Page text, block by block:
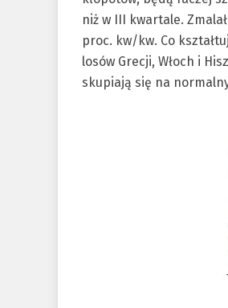
niż w III kwartale.
proc. kw/kw. Co
losów Grecji, Włoch i
skupiają się na